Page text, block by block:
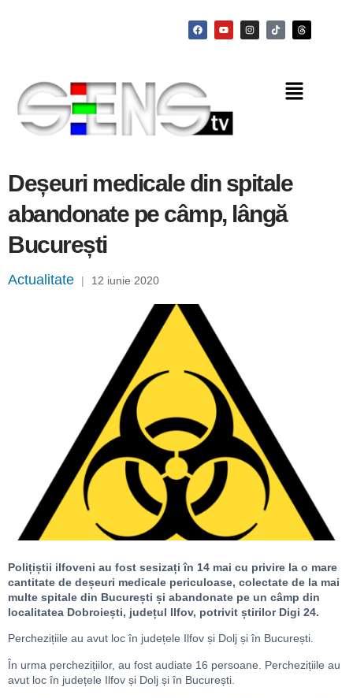
Deșeuri medicale din spitale
abandonate pe câmp, lângă
București
Actualitate | 12 iunie 2020
Polițiștii ilfoveni au fost sesizați în 14 mai cu privire la o mare
cantitate de deșeuri medicale periculoase, colectate de la mai
multe spitale din București și abandonate pe un câmp din
localitatea Dobroiești, județul Ilfov, potrivit știrilor Digi 24.
Perchezițiile au avut loc în județele Ilfov și Dolj și în București.
În urma perchezițiilor, au fost audiate 16 persoane. Perchezițiile au
avut loc în județele Ilfov și Dolj și în București.